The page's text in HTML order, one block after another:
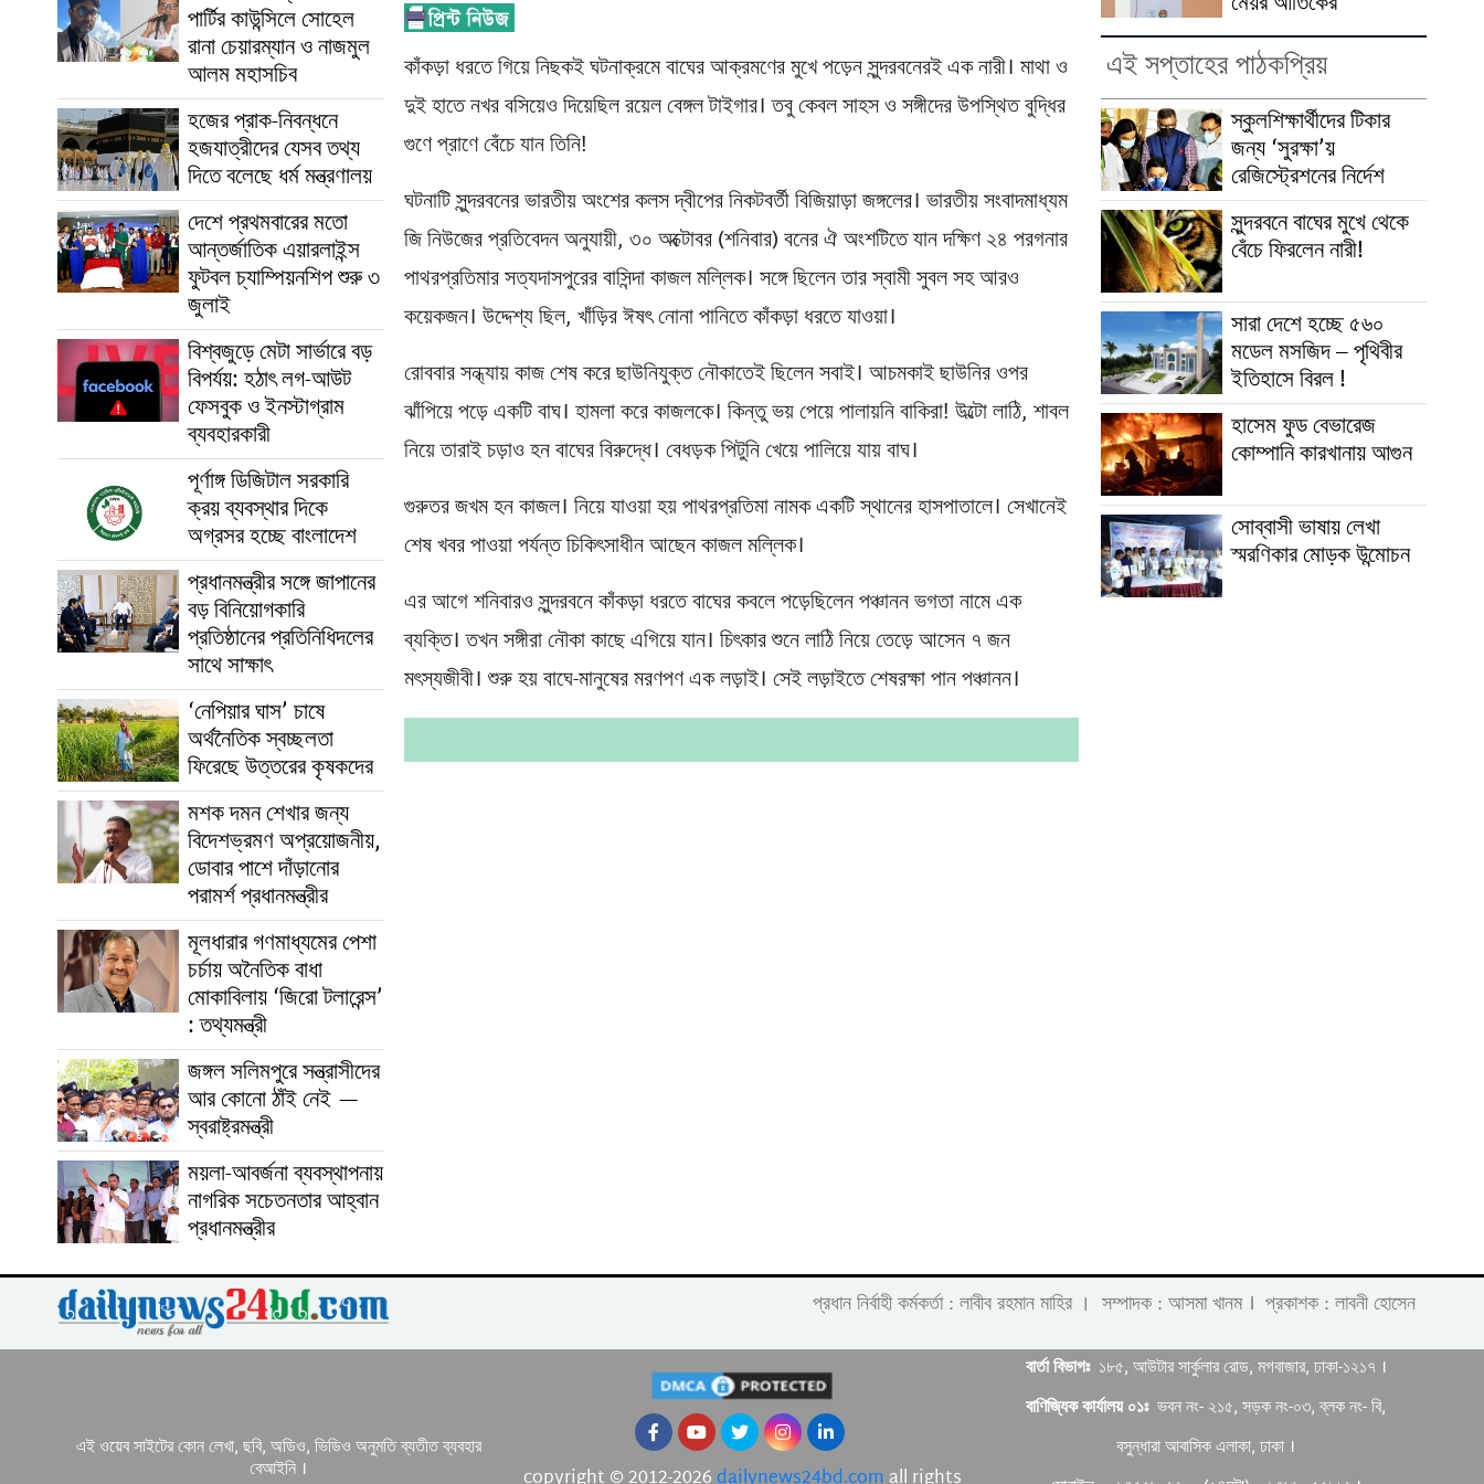
পার্টির কাউন্সিলে সোহেল
রানা চেয়ারম্যান ও নাজমুল
আলম মহাসচিব
হজের প্রাক-নিবন্ধনে
হজযাত্রীদের যেসব তথ্য
দিতে বলেছে ধর্ম মন্ত্রণালয়
দেশে প্রথমবারের মতো
আন্তর্জাতিক এয়ারলাইন্স
ফুটবল চ্যাম্পিয়নশিপ শুরু ৩
জুলাই
বিশ্বজুড়ে মেটা সার্ভারে বড়
বিপর্যয়: হঠাৎ লগ-আউট
ফেসবুক ও ইনস্টাগ্রাম
ব্যবহারকারী
পূর্ণাঙ্গ ডিজিটাল সরকারি
ক্রয় ব্যবস্থার দিকে
অগ্রসর হচ্ছে বাংলাদেশ
প্রধানমন্ত্রীর সঙ্গে জাপানের
বড় বিনিয়োগকারি
প্রতিষ্ঠানের প্রতিনিধিদলের
সাথে সাক্ষাৎ
‘নেপিয়ার ঘাস’ চাষে
অর্থনৈতিক স্বচ্ছলতা
ফিরেছে উত্তরের কৃষকদের
মশক দমন শেখার জন্য
বিদেশভ্রমণ অপ্রয়োজনীয়,
ডোবার পাশে দাঁড়ানোর
পরামর্শ প্রধানমন্ত্রীর
মূলধারার গণমাধ্যমের পেশা
চর্চায় অনৈতিক বাধা
মোকাবিলায় ‘জিরো টলারেন্স’
: তথ্যমন্ত্রী
জঙ্গল সলিমপুরে সন্ত্রাসীদের
আর কোনো ঠাঁই নেই —
স্বরাষ্ট্রমন্ত্রী
ময়লা-আবর্জনা ব্যবস্থাপনায়
নাগরিক সচেতনতার আহ্বান
প্রধানমন্ত্রীর
কাঁকড়া ধরতে গিয়ে নিছকই ঘটনাক্রমে বাঘের আক্রমণের মুখে পড়েন সুন্দরবনেরই এক নারী। মাথা ও
দুই হাতে নখর বসিয়েও দিয়েছিল রয়েল বেঙ্গল টাইগার। তবু কেবল সাহস ও সঙ্গীদের উপস্থিত বুদ্ধির
গুণে প্রাণে বেঁচে যান তিনি!
ঘটনাটি সুন্দরবনের ভারতীয় অংশের কলস দ্বীপের নিকটবর্তী বিজিয়াড়া জঙ্গলের। ভারতীয় সংবাদমাধ্যম
জি নিউজের প্রতিবেদন অনুযায়ী, ৩০ অক্টোবর (শনিবার) বনের ঐ অংশটিতে যান দক্ষিণ ২৪ পরগনার
পাথরপ্রতিমার সত্যদাসপুরের বাসিন্দা কাজল মল্লিক। সঙ্গে ছিলেন তার স্বামী সুবল সহ আরও
কয়েকজন। উদ্দেশ্য ছিল, খাঁড়ির ঈষৎ নোনা পানিতে কাঁকড়া ধরতে যাওয়া।
রোববার সন্ধ্যায় কাজ শেষ করে ছাউনিযুক্ত নৌকাতেই ছিলেন সবাই। আচমকাই ছাউনির ওপর
ঝাঁপিয়ে পড়ে একটি বাঘ। হামলা করে কাজলকে। কিন্তু ভয় পেয়ে পালায়নি বাকিরা! উল্টো লাঠি, শাবল
নিয়ে তারাই চড়াও হন বাঘের বিরুদ্ধে। বেধড়ক পিটুনি খেয়ে পালিয়ে যায় বাঘ।
গুরুতর জখম হন কাজল। নিয়ে যাওয়া হয় পাথরপ্রতিমা নামক একটি স্থানের হাসপাতালে। সেখানেই
শেষ খবর পাওয়া পর্যন্ত চিকিৎসাধীন আছেন কাজল মল্লিক।
এর আগে শনিবারও সুন্দরবনে কাঁকড়া ধরতে বাঘের কবলে পড়েছিলেন পঞ্চানন ভগতা নামে এক
ব্যক্তি। তখন সঙ্গীরা নৌকা কাছে এগিয়ে যান। চিৎকার শুনে লাঠি নিয়ে তেড়ে আসেন ৭ জন
মৎস্যজীবী। শুরু হয় বাঘে-মানুষের মরণপণ এক লড়াই। সেই লড়াইতে শেষরক্ষা পান পঞ্চানন।
এই সপ্তাহের পাঠকপ্রিয়
স্কুলশিক্ষার্থীদের টিকার
জন্য ‘সুরক্ষা’য়
রেজিস্ট্রেশনের নির্দেশ
সুন্দরবনে বাঘের মুখে থেকে
বেঁচে ফিরলেন নারী!
সারা দেশে হচ্ছে ৫৬০
মডেল মসজিদ – পৃথিবীর
ইতিহাসে বিরল !
হাসেম ফুড বেভারেজ
কোম্পানি কারখানায় আগুন
সোব্বাসী ভাষায় লেখা
স্মরণিকার মোড়ক উন্মোচন
প্রধান নির্বাহী কর্মকর্তা : লাবীব রহমান মাহির । সম্পাদক : আসমা খানম । প্রকাশক : লাবনী হোসেন
এই ওয়েব সাইটের কোন লেখা, ছবি, অডিও, ভিডিও অনুমতি ব্যতীত ব্যবহার
বেআইনি ।
বার্তা বিভাগঃ১৮৫, আউটার সার্কুলার রোড, মগবাজার, ঢাকা-১২১৭ ।
বাণিজ্যিক কার্যালয় ০১ঃভবন নং- ২১৫, সড়ক নং-০৩, ব্লক নং- বি,
বসুন্ধারা আবাসিক এলাকা, ঢাকা ।